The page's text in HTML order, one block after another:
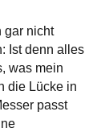
gar nicht
Ist denn alles
was mein
die Lücke in
passt